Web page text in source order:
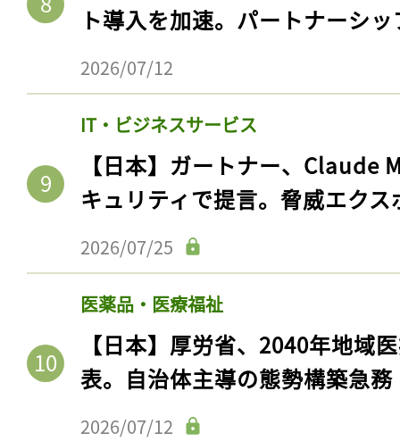
ト導入を加速。パートナーシ
2026/07/12
IT・ビジネスサービス
【日本】ガートナー、Claude
キュリティで提言。脅威エク
2026/07/25
医薬品・医療福祉
【日本】厚労省、2040年地域
表。自治体主導の態勢構築急務
2026/07/12
記事をお気に入りに
ログインが必
ログイン
会員登録